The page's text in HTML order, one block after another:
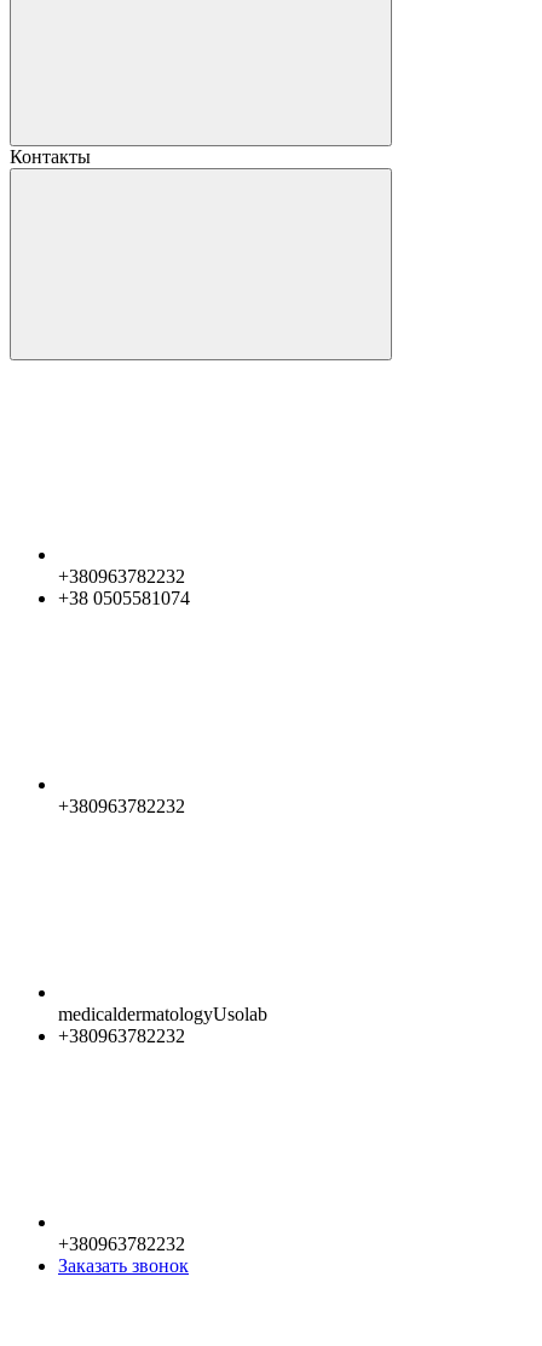
Контакты
+380963782232
+38 0505581074
+380963782232
medicaldermatologyUsolab
+380963782232
+380963782232
Заказать звонок